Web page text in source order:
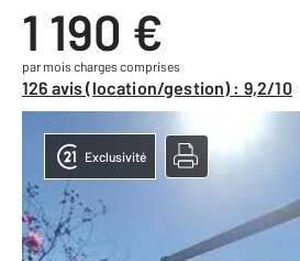
1 190 €
par mois charges comprises
126 avis (location/gestion) : 9,2/10
Exclusivité